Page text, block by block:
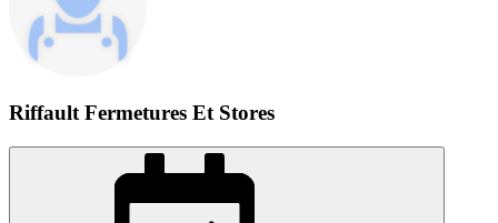
Riffault Fermetures Et Stores